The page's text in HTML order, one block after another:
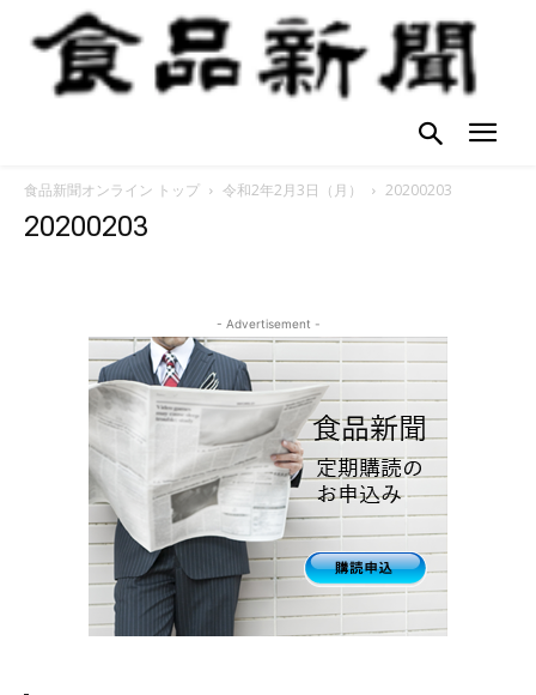
食品新聞オンライン トップ 令和2年2月3日（月） 20200203
20200203
- Advertisement -